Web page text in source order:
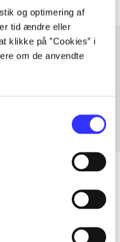
og optimering af
tid ændre eller
klikke på ”Cookies” i
om de anvendte